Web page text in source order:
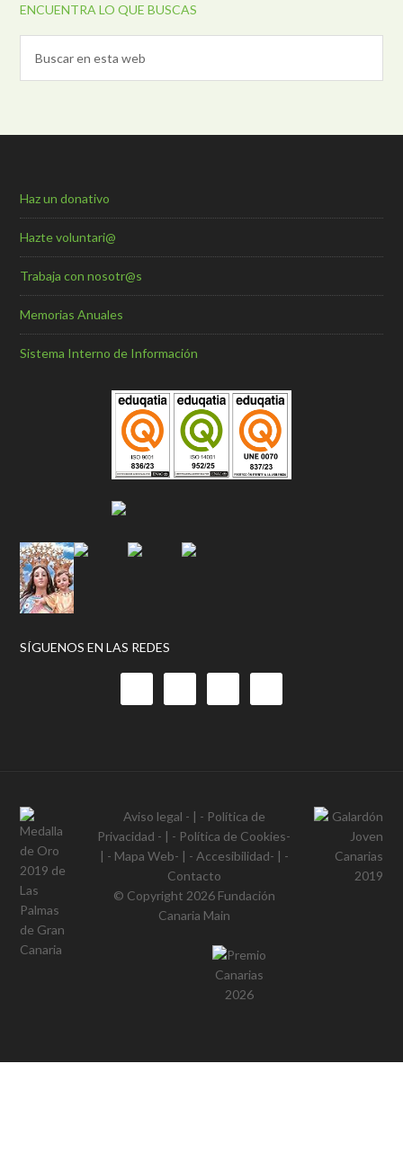
ENCUENTRA LO QUE BUSCAS
Haz un donativo
Hazte voluntari@
Trabaja con nosotr@s
Memorias Anuales
Sistema Interno de Información
SÍGUENOS EN LAS REDES
Aviso legal - | - Política de
Privacidad - | - Política de Cookies-
| - Mapa Web- | - Accesibilidad- | -
Contacto
© Copyright 2026 Fundación
Canaria Main